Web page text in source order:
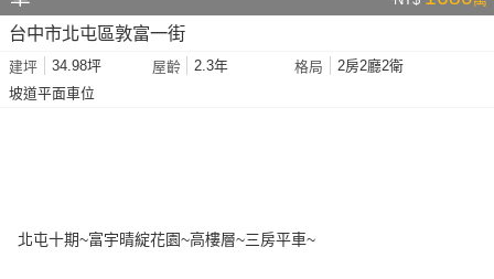
依土地坪數 大 → 小
台中市北屯區敦富一街
建坪 34.98坪 屋齡 2.3年 格局
2房2廳2衛
坡道平面車位